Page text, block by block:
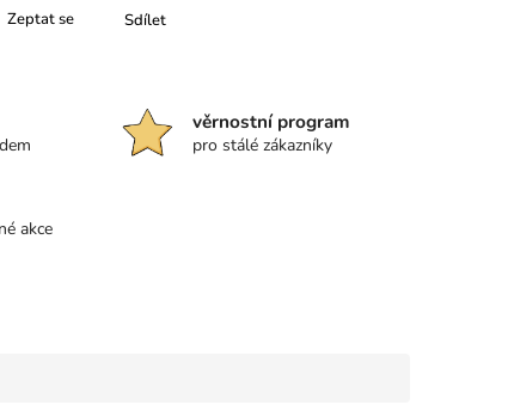
Zeptat se Sdílet
věrnostní program
pro stálé zákazníky
akce